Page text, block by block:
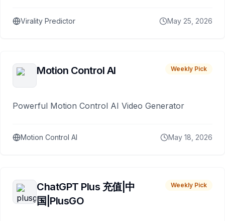
Virality Predictor May 25, 2026
Motion Control AI Weekly Pick
Powerful Motion Control AI Video Generator
Motion Control AI May 18, 2026
ChatGPT Plus 充值|中
国|PlusGO
Weekly Pick